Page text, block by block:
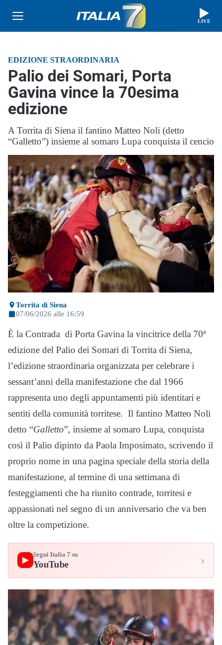
LIVE
EDIZIONE STRAORDINARIA
Palio dei Somari, Porta
Gavina vince la 70esima
edizione
A Torrita di Siena il fantino Matteo Noli (detto
“Galletto”) insieme al somaro Lupa conquista il cencio
Torrita di Siena
07/06/2026 alle 16:59
È la Contrada di Porta Gavina la vincitrice della 70ª
edizione del Palio dei Somari di Torrita di Siena,
l’edizione straordinaria organizzata per celebrare i
sessant’anni della manifestazione che dal 1966
rappresenta uno degli appuntamenti più identitari e
sentiti della comunità torritese. Il fantino Matteo Noli
detto “Galletto”, insieme al somaro Lupa, conquista
così il Palio dipinto da Paola Imposimato, scrivendo il
proprio nome in una pagina speciale della storia della
manifestazione, al termine di una settimana di
festeggiamenti che ha riunito contrade, torritesi e
appassionati nel segno di un anniversario che va ben
oltre la competizione.
▶
Segui Italia 7 su
YouTube ›